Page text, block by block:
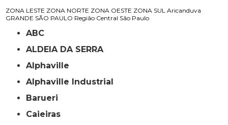
ZONA LESTE ZONA NORTE ZONA OESTE ZONA SUL Aricanduva
GRANDE SÃO PAULO Região Central São Paulo
ABC
ALDEIA DA SERRA
Alphaville
Alphaville Industrial
Barueri
Caieiras